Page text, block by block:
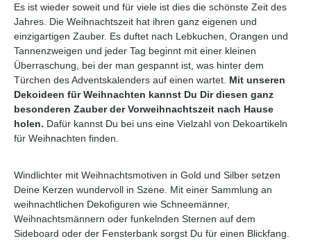
Durchschnittliche Bewertung von 0 von 5 SternenDurchschnittliche Bewertung
Es ist wieder soweit und für viele ist dies die schönste Zeit des
Jahres. Die Weihnachtszeit hat ihren ganz eigenen und
einzigartigen Zauber. Es duftet nach Lebkuchen, Orangen und
Tannenzweigen und jeder Tag beginnt mit einer kleinen
Überraschung, bei der man gespannt ist, was hinter dem
Türchen des Adventskalenders auf einen wartet. Mit unseren
Dekoideen für Weihnachten kannst Du Dir diesen ganz
besonderen Zauber der Vorweihnachtszeit nach Hause
holen. Dafür kannst Du bei uns eine Vielzahl von Dekoartikeln
für Weihnachten finden.
Windlichter mit Weihnachtsmotiven in Gold und Silber setzen
Deine Kerzen wundervoll in Szene. Mit einer Sammlung an
weihnachtlichen Dekofiguren wie Schneemänner,
Weihnachtsmännern oder funkelnden Sternen auf dem
Sideboard oder der Fensterbank sorgst Du für einen Blickfang.